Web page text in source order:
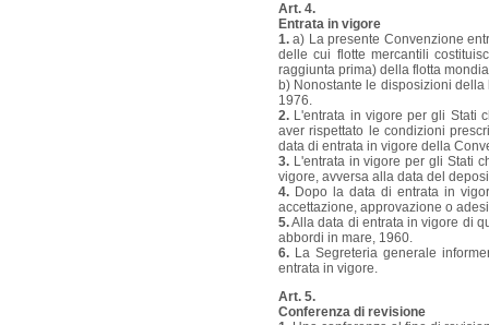
Art. 4.
Entrata in vigore
1.a) La presente Convenzione
delle cui flotte mercantili
raggiunta prima) della flotta
b) Nonostante le disposizioni
1976.
2. L'entrata in vigore per gli Stati
aver rispettato le condizioni
data di entrata in vigore della
3. L'entrata in vigore per gli Stati
vigore, avversa alla data del
4. Dopo la data di entrata in
accettazione, approvazione o
5.Alla data di entrata in vigore di
abbordi in mare, 1960.
6. La Segreteria generale
entrata in vigore.
Art. 5.
Conferenza di revisione